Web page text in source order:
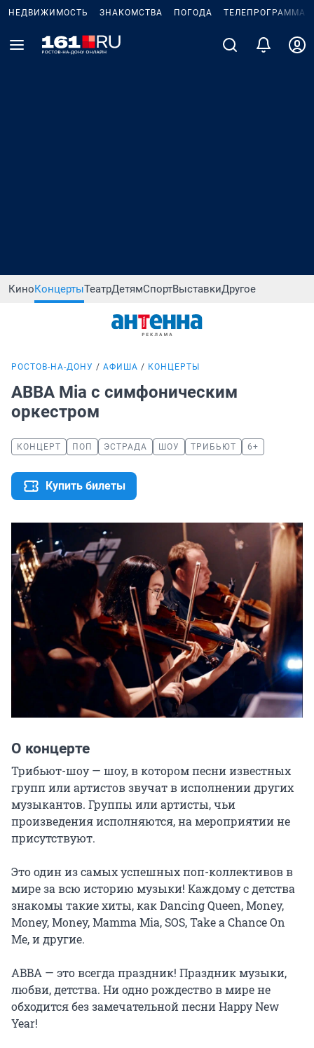
НЕДВИЖИМОСТЬ ЗНАКОМСТВА ПОГОДА ТЕЛЕПРОГРАММА
КиноКонцертыТеатрДетямСпортВыставкиДругое
РОСТОВ-НА-ДОНУ АФИША КОНЦЕРТЫ
ABBA Mia с симфоническим
оркестром
КОНЦЕРТ ПОП ЭСТРАДА ШОУ ТРИБЬЮТ 6+
Купить билеты
О концерте
Трибьют-шоу — шоу, в котором песни известных
групп или артистов звучат в исполнении других
музыкантов. Группы или артисты, чьи
произведения исполняются, на мероприятии не
присутствуют.
Это один из самых успешных поп-коллективов в
мире за всю историю музыки! Каждому с детства
знакомы такие хиты, как Dancing Queen, Money,
Money, Money, Mamma Mia, SOS, Take a Chance On
Me, и другие.
ABBA — это всегда праздник! Праздник музыки,
любви, детства. Ни одно рождество в мире не
обходится без замечательной песни Happy New
Year!